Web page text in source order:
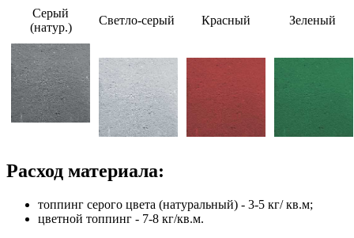
Серый
(натур.)
Светло-серый Красный Зеленый
Расход материала:
топпинг серого цвета (натуральный) - 3-5 кг/ кв.м;
цветной топпинг - 7-8 кг/кв.м.